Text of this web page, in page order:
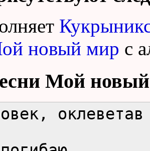
новый мир с
Мой
оклеветав